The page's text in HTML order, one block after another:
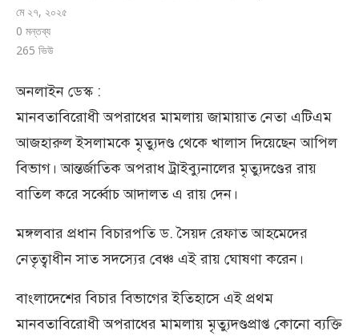
মে ২৭, ২০২৫
0 মন্তব্য
265 ভিউ
অনলাইন ডেস্ক :
মানবতাবিরোধী অপরাধের মামলায় জামায়াত নেতা এটিএম
আজহারুল ইসলামকে মৃত্যুদণ্ড থেকে খালাস দিয়েছেন আপিল
বিভাগ। আন্তর্জাতিক অপরাধ ট্রাইব্যুনালের মৃত্যুদণ্ডের রায়
বাতিল করে সর্ব্বোচ আদালত এ রায় দেন।
মঙ্গলবার প্রধান বিচারপতি ড. সৈয়দ রেফাত আহমেদের
নেতৃত্বাধীন সাত সদস্যের বেঞ্চ এই রায় ঘোষণা করেন।
বাংলাদেশের বিচার বিভাগের ইতিহাসে এই প্রথম
মানবতাবিরোধী অপরাধের মামলায় মৃত্যুদণ্ডপ্রাপ্ত কোনো ব্যক্তি